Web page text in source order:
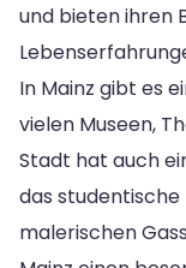
und bieten ihren
In Mainz gibt es
vielen Museen,
Stadt hat auch
das
malerischen